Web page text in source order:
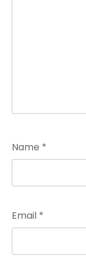
Name *
Email *